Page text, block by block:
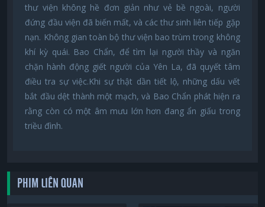
thư viện không hề đơn giản như vẻ bề ngoài, người
đứng đầu viện đã biến mất, và các thư sinh liên tiếp gặp
nạn. Không gian toàn bộ thư viện bao trùm trong không
khí kỳ quái. Bao Chẩn, để tìm lại người thầy và ngăn
chặn hành động giết người của Yên La, đã quyết tâm
điều tra sự việc.Khi sự thật dần tiết lộ, những dấu vết
bắt đầu dệt thành một mạch, và Bao Chẩn phát hiện ra
rằng còn có một âm mưu lớn hơn đang ẩn giấu trong
triều đình.
PHIM LIÊN QUAN